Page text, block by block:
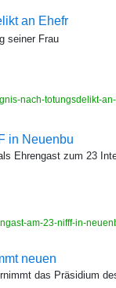
an Ehefr
seiner Frau
nach-totungsdelikt-
in Neuenbu
Ehrengast zum 23
am-23-nifff-in-
neuen
das Präsidium